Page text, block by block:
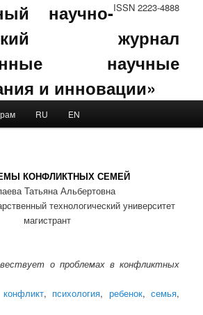
ISSN 2223-4888
научно-
журнал
научные
и инновации»
RU EN
КОНФЛИКТНЫХ СЕМЕЙ
Татьяна Альбертовна
технологический университет
магистрант
о проблемах в конфликтных
конфликт, психология, ребенок, семья,